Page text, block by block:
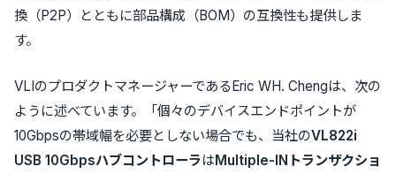
換（P2P）とともに部品構成（BOM）の互換性も提供しま
す。
VLIのプロダクトマネージャーであるEric WH. Chengは、次の
ように述べています。「個々のデバイスエンドポイントが
10Gbpsの帯域幅を必要としない場合でも、当社のVL822i
USB 10GbpsハブコントローラはMultiple-IN トランザクショ